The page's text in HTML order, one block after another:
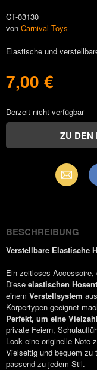
CT-03130
von Carnival Toys
Elastische und
7,00 €
Derzeit nicht verfügbar
Email
BESCHREIBUNG
Verstellbare Elastische
Ein zeitloses
Diese elastischen
einem Verstellsystem
Körpertypen geeignet
Perfekt, um eine
private Feiern,
Look eine originelle Note
Vielseitig und bequem zu
passend zu jedem Stil.